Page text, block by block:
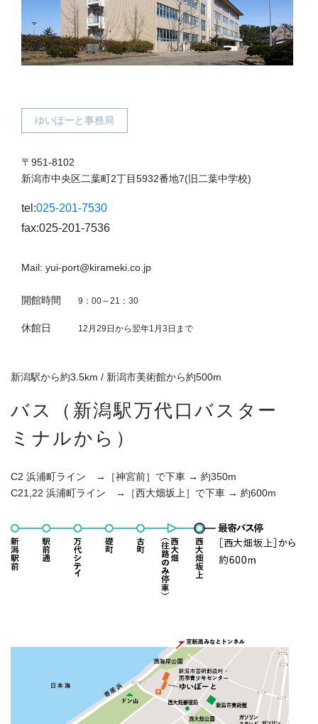
ゆいぽーと事務局
〒951-8102
新潟市中央区二葉町2丁目5932番地7(旧二葉中学校)
tel:025-201-7530
fax:025-201-7536
Mail: yui-port@kirameki.co.jp
開館時間 9：00～21：30
休館日 12月29日から翌年1月3日まで
新潟駅から約3.5km / 新潟市美術館から約500m
バス（新潟駅万代口バスター
ミナルから）
C2 浜浦町ライン →［神宮前］で下車 → 約350m
C21,22 浜浦町ライン →［西大畑坂上］で下車 → 約600m